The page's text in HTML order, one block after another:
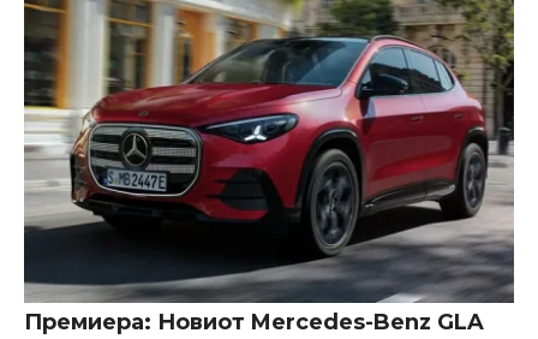
Премиера: Новиот Mercedes-Benz GLA